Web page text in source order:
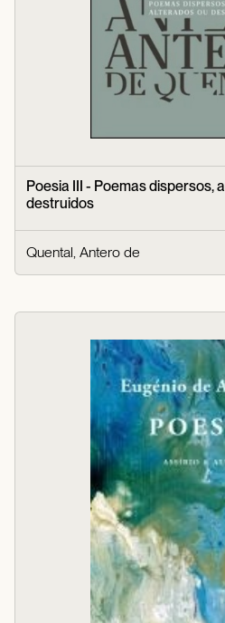
Poesia III - Poemas dispersos,
destruidos
Quental, Antero de